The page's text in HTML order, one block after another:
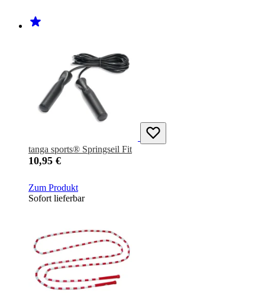
tanga sports® Springseil Fit
10,95 €
Zum Produkt
Sofort lieferbar